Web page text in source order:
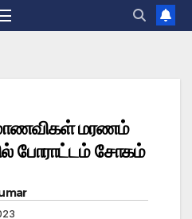
மாணவிகள் மரணம்
போராட்டம் சோகம்